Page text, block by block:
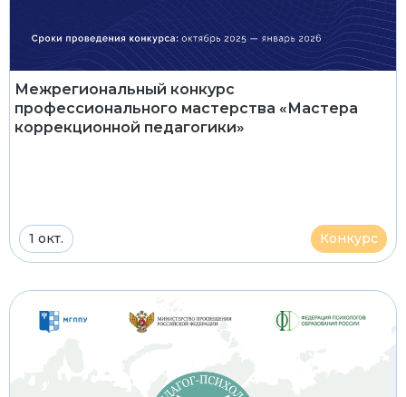
Межрегиональный конкурс
профессионального мастерства «Мастера
коррекционной педагогики»
1 окт. Конкурс